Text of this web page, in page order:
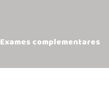
Exames complementares